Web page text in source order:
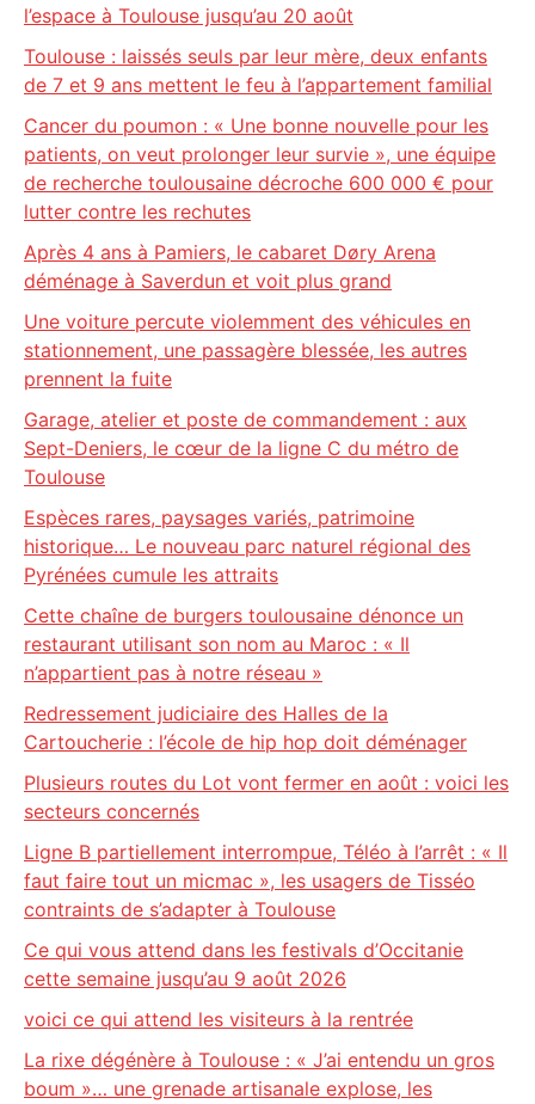
l’espace à Toulouse jusqu’au 20 août
Toulouse : laissés seuls par leur mère, deux enfants
de 7 et 9 ans mettent le feu à l’appartement familial
Cancer du poumon : « Une bonne nouvelle pour les
patients, on veut prolonger leur survie », une équipe
de recherche toulousaine décroche 600 000 € pour
lutter contre les rechutes
Après 4 ans à Pamiers, le cabaret Døry Arena
déménage à Saverdun et voit plus grand
Une voiture percute violemment des véhicules en
stationnement, une passagère blessée, les autres
prennent la fuite
Garage, atelier et poste de commandement : aux
Sept-Deniers, le cœur de la ligne C du métro de
Toulouse
Espèces rares, paysages variés, patrimoine
historique… Le nouveau parc naturel régional des
Pyrénées cumule les attraits
Cette chaîne de burgers toulousaine dénonce un
restaurant utilisant son nom au Maroc : « Il
n’appartient pas à notre réseau »
Redressement judiciaire des Halles de la
Cartoucherie : l’école de hip hop doit déménager
Plusieurs routes du Lot vont fermer en août : voici les
secteurs concernés
Ligne B partiellement interrompue, Téléo à l’arrêt : « Il
faut faire tout un micmac », les usagers de Tisséo
contraints de s’adapter à Toulouse
Ce qui vous attend dans les festivals d’Occitanie
cette semaine jusqu’au 9 août 2026
voici ce qui attend les visiteurs à la rentrée
La rixe dégénère à Toulouse : « J’ai entendu un gros
boum »… une grenade artisanale explose, les